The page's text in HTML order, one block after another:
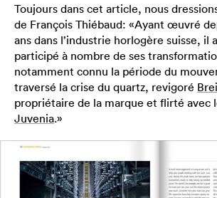
Toujours dans cet article, nous
de François Thiébaud: «Ayant œuvré
ans dans l’industrie horlogère suisse, il
participé à nombre de ses
notamment connu la période du
traversé la crise du quartz, revigoré
propriétaire de la marque et flirté avec
Juvenia.»